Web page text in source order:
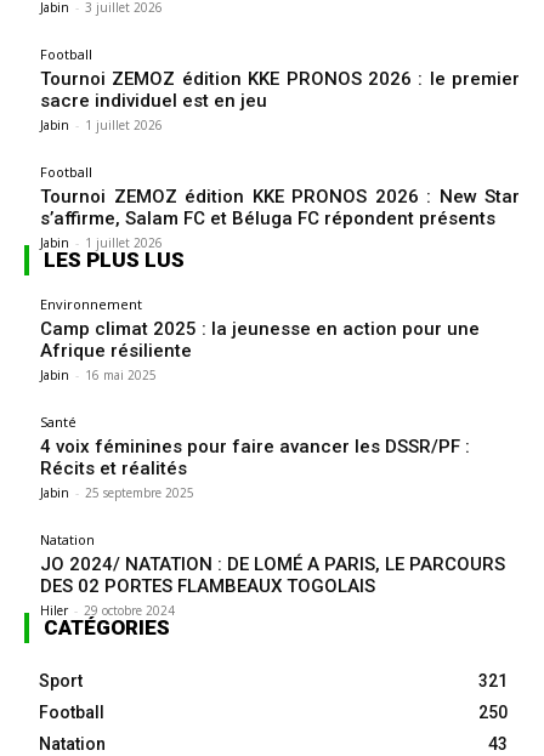
Jabin - 3 juillet 2026
Football
Tournoi ZEMOZ édition KKE PRONOS 2026 : le premier
sacre individuel est en jeu
Jabin - 1 juillet 2026
Football
Tournoi ZEMOZ édition KKE PRONOS 2026 : New Star
s’affirme, Salam FC et Béluga FC répondent présents
Jabin - 1 juillet 2026
LES PLUS LUS
Environnement
Camp climat 2025 : la jeunesse en action pour une
Afrique résiliente
Jabin - 16 mai 2025
Santé
4 voix féminines pour faire avancer les DSSR/PF :
Récits et réalités
Jabin - 25 septembre 2025
Natation
JO 2024/ NATATION : DE LOMÉ A PARIS, LE PARCOURS
DES 02 PORTES FLAMBEAUX TOGOLAIS
Hiler - 29 octobre 2024
CATÉGORIES
Sport
321
Football
250
Natation
43